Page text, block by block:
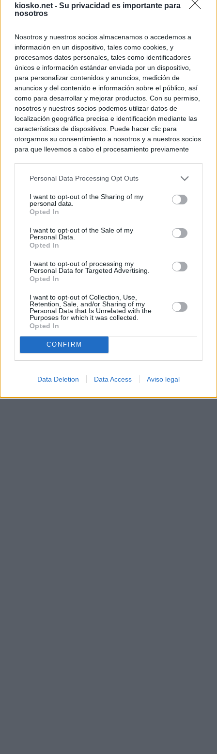
kiosko.net - Su privacidad es importante para
nosotros
Nosotros y nuestros socios almacenamos o accedemos a
información en un dispositivo, tales como cookies, y
procesamos datos personales, tales como identificadores
únicos e información estándar enviada por un dispositivo,
para personalizar contenidos y anuncios, medición de
anuncios y del contenido e información sobre el público, así
como para desarrollar y mejorar productos. Con su permiso,
nosotros y nuestros socios podemos utilizar datos de
localización geográfica precisa e identificación mediante las
características de dispositivos. Puede hacer clic para
otorgarnos su consentimiento a nosotros y a nuestros socios
para que llevemos a cabo el procesamiento previamente
negar su consentimiento. Tenga en cuenta que algún
de su consentimiento, pero usted tiene el derecho de
rechazar tal procesamiento. Sus preferencias se aplicarán
cualquier momento entrando de nuevo en este sitio web o
visitando nuestra política de privacidad.
Personal Data Processing Opt Outs
I want to opt-out of the Sharing of my
personal data.
Opted In
I want to opt-out of the Sale of my
Personal Data.
Opted In
I want to opt-out of processing my
Personal Data for Targeted Advertising.
Opted In
I want to opt-out of Collection, Use,
Retention, Sale, and/or Sharing of my
Personal Data that Is Unrelated with the
Purposes for which it was collected.
Opted In
CONFIRM
Data Deletion Data Access Aviso legal